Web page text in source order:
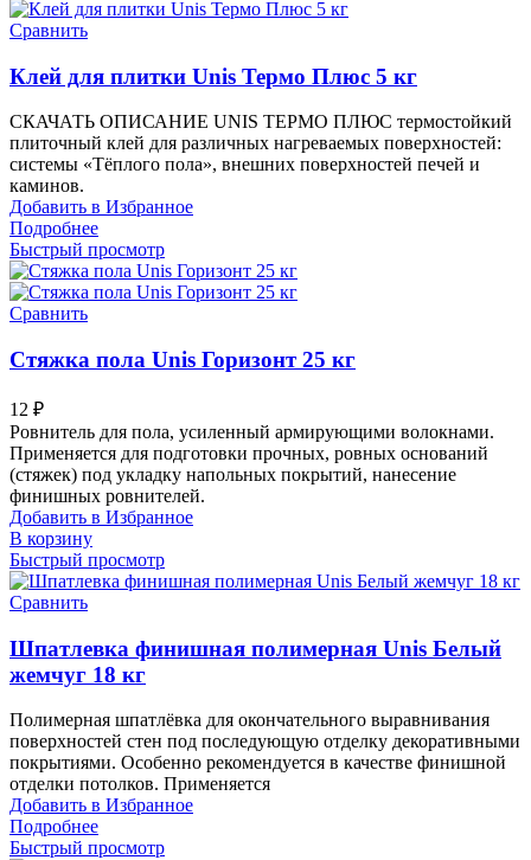
Сравнить
Клей для плитки Unis Термо Плюс 5 кг
СКАЧАТЬ ОПИСАНИЕ UNIS ТЕРМО ПЛЮС термостойкий
плиточный клей для различных нагреваемых поверхностей:
системы «Тёплого пола», внешних поверхностей печей и
каминов.
Добавить в Избранное
Подробнее
Быстрый просмотр
Сравнить
Стяжка пола Unis Горизонт 25 кг
12 ₽
Ровнитель для пола, усиленный армирующими волокнами.
Применяется для подготовки прочных, ровных оснований
(стяжек) под укладку напольных покрытий, нанесение
финишных ровнителей.
Добавить в Избранное
В корзину
Быстрый просмотр
Сравнить
Шпатлевка финишная полимерная Unis Белый
жемчуг 18 кг
Полимерная шпатлёвка для окончательного выравнивания
поверхностей стен под последующую отделку декоративными
покрытиями. Особенно рекомендуется в качестве финишной
отделки потолков. Применяется
Добавить в Избранное
Подробнее
Быстрый просмотр